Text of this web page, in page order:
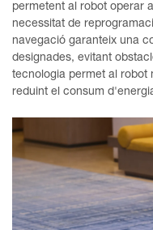
permetent al robot operar
necessitat de
navegació garanteix una
designades, evitant
tecnologia permet al robot
reduint el consum